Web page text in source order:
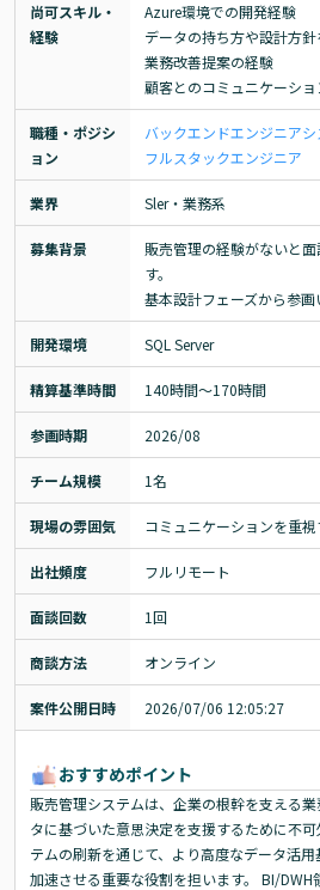
尚可スキル・
経験
Azure環境での開発経験
データの持ち方や設計方
業務改善提案の経験
顧客とのコミュニケーシ
職種・ポジシ
ョン
バックエンドエンジニア
フルスタックエンジニア
業界 Sler・業務系
募集背景
販売管理の経験がないと
す。
基本設計フェーズから参画
開発環境 SQL Server
精算基準時間 140時間〜170時間
参画時期 2026/08
チーム規模 1名
現場の雰囲気 コミュニケーションを重
出社頻度 フルリモート
面談回数 1回
商談方法 オンライン
案件公開日時 2026/07/06 12:05:27
おすすめポイント
販売管理システムは、企業の根幹を支える
タに基づいた意思決定を支援するために不
テムの刷新を通じて、より高度なデータ活
加速させる重要な役割を担います。 BI/